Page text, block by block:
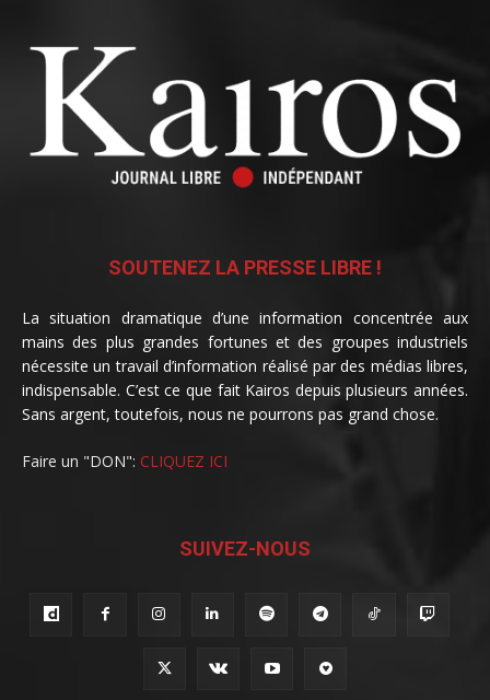
SOUTENEZ LA PRESSE LIBRE !
La situation dramatique d’une information concentrée aux
mains des plus grandes fortunes et des groupes industriels
nécessite un travail d’information réalisé par des médias libres,
indispensable. C’est ce que fait Kairos depuis plusieurs années.
Sans argent, toutefois, nous ne pourrons pas grand chose.
Faire un "DON": CLIQUEZ ICI
SUIVEZ-NOUS